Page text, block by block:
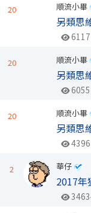
20 順流小畢
另類思
6117
20 順流小畢
另類思
6055
20 順流小畢
另類思
4396
2 華仔
2017